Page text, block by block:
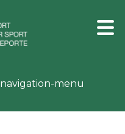
navigation-menu